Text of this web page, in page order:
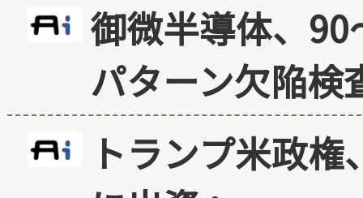
御微半導体、
パターン欠陥検
トランプ米政